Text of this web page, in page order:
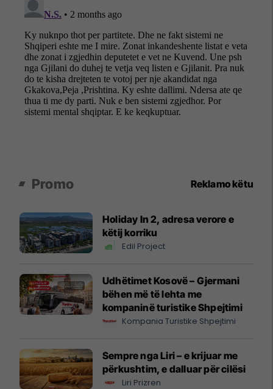
Promo Reklamo këtu
Holiday In 2, adresa verore e
këtij korriku
Edil Project
Udhëtimet Kosovë – Gjermani
bëhen më të lehta me
kompaninë turistike Shpejtimi
Kompania Turistike Shpejtimi
Sempre nga Liri – e krijuar me
përkushtim, e dalluar për cilësi
Liri Prizren